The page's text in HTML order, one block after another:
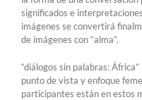
significados e
imágenes se convertirá
de imágenes con “alma”.
“diálogos sin palabras:
punto de vista y enfoque
participantes están en estos